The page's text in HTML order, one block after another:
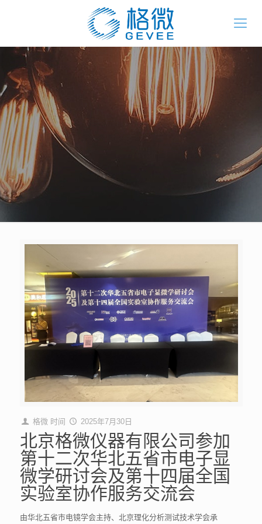
格微 时间 2025年7月30日
北京格微仪器有限公司参加
第十二次华北五省市电子显
微学研讨会及第十四届全国
实验室协作服务交流会​
由华北五省市电镜学会主持、北京理化分析测试技术学会承